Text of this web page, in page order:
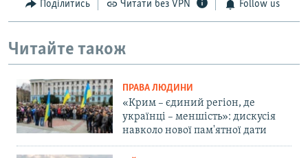
Поділитись Читати без VPN Follow us
Читайте також
ПРАВА ЛЮДИНИ
«Крим – єдиний регіон, де
українці – меншість»: дискусія
навколо нової пам'ятної дати